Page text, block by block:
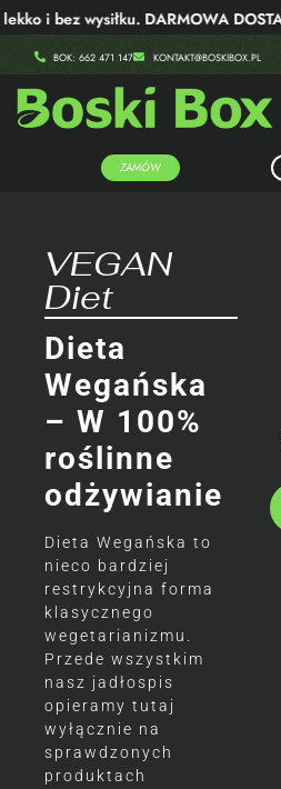
i bez wysiłku. DARMOWA
BOK: 662 471 147 KONTAKT@BOSKIBOX.PL
ZAMÓW
VEGAN
Diet
Dieta
Wegańska
– W 100%
roślinne
odżywianie
Dieta Wegańska to
nieco bardziej
restrykcyjna forma
klasycznego
wegetarianizmu.
Przede wszystkim
nasz jadłospis
opieramy tutaj
wyłącznie na
sprawdzonych
produktach